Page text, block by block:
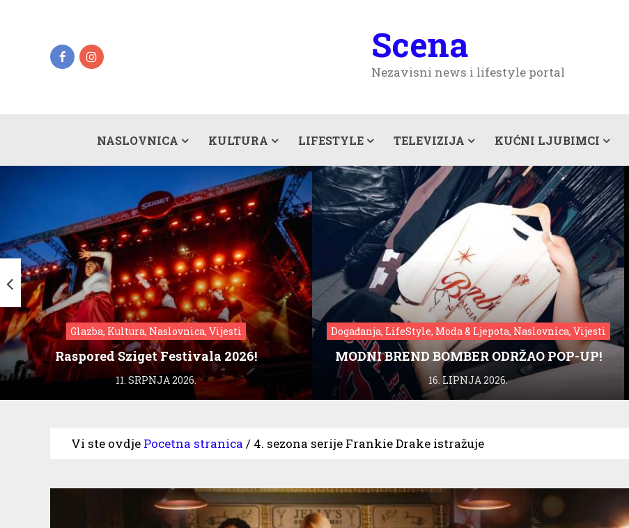
Scena
Nezavisni news i lifestyle portal
NASLOVNICA KULTURA LIFESTYLE TELEVIZIJA KUĆNI LJUBIMCI
Glazba, Kultura, Naslovnica, Vijesti
Raspored Sziget Festivala 2026!
11. SRPNJA 2026.
Događanja, LifeStyle, Moda & Ljepota, Naslovnica, Vijesti
MODNI BREND BOMBER ODRŽAO POP-UP!
16. LIPNJA 2026.
Vi ste ovdje Pocetna stranica / 4. sezona serije Frankie Drake istražuje